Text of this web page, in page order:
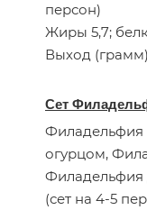
персон)
Жиры 5,7;
Выход
Сет
Филадельфия
огурцом,
Филадельфия
(сет на 4-5